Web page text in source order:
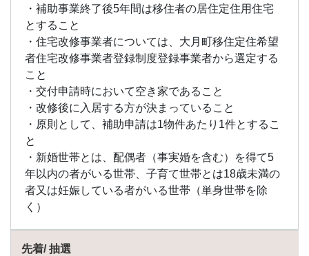
・補助事業終了後5年間は移住者の居住定住用住宅
とすること
・住宅改修事業者については、大月町移住定住希望
者住宅改修事業者登録制度登録事業者から選定する
こと
・交付申請時において空き家であること
・改修後に入居する方が決まっていること
・原則として、補助申請は1物件あたり1件とするこ
と
・新婚世帯とは、配偶者（事実婚を含む）を得て5
年以内の者がいる世帯、子育て世帯とは18歳未満の
者又は妊娠している者がいる世帯（単身世帯を除
く）
先着/ 抽選